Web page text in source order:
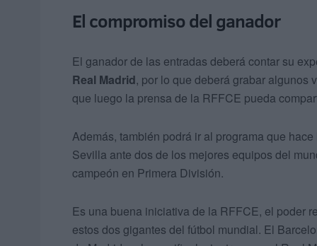
El compromiso del ganador
El ganador de las entradas deberá contar su
Real Madrid, por lo que deberá grabar algunos
que luego la prensa de la RFFCE pueda
Además, también podrá ir al programa que
Sevilla ante dos de los mejores equipos del
campeón en Primera División.
Es una buena iniciativa de la RFFCE, el poder
estos dos gigantes del fútbol mundial. El